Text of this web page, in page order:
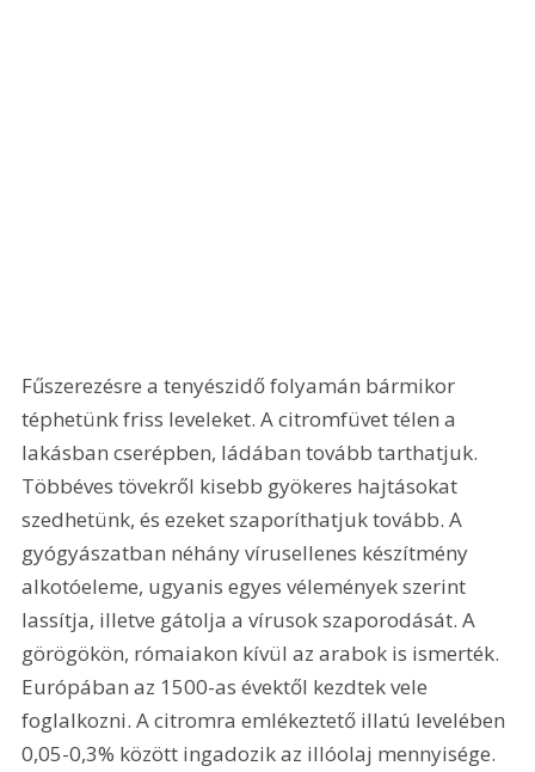
Fűszerezésre a tenyészidő folyamán bármikor
téphetünk friss leveleket. A citromfüvet télen a
lakásban cserépben, ládában tovább tarthatjuk.
Többéves tövekről kisebb gyökeres hajtásokat
szedhetünk, és ezeket szaporíthatjuk tovább. A
gyógyászatban néhány vírusellenes készítmény
alkotóeleme, ugyanis egyes vélemények szerint
lassítja, illetve gátolja a vírusok szaporodását. A
görögökön, rómaiakon kívül az arabok is ismerték.
Európában az 1500-as évektől kezdtek vele
foglalkozni. A citromra emlékeztető illatú levelében
0,05-0,3% között ingadozik az illóolaj mennyisége.